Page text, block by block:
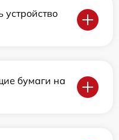
бумаги на